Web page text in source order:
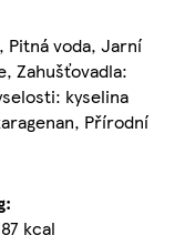
Pitná voda, Jarní
Zahušťovadla:
kyselina
Přírodní
kcal